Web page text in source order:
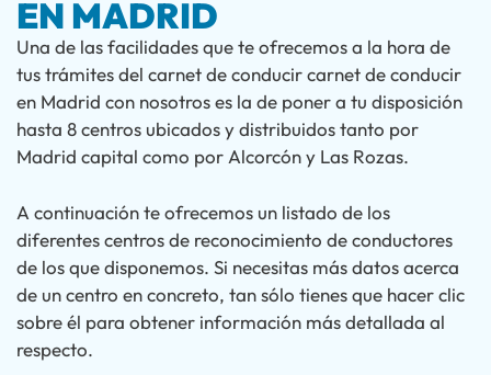
EN MADRID
Una de las facilidades que te ofrecemos a la hora de
tus trámites del carnet de conducir carnet de conducir
en Madrid con nosotros es la de poner a tu disposición
hasta 8 centros ubicados y distribuidos tanto por
Madrid capital como por Alcorcón y Las Rozas.
A continuación te ofrecemos un listado de los
diferentes centros de reconocimiento de conductores
de los que disponemos. Si necesitas más datos acerca
de un centro en concreto, tan sólo tienes que hacer clic
sobre él para obtener información más detallada al
respecto.